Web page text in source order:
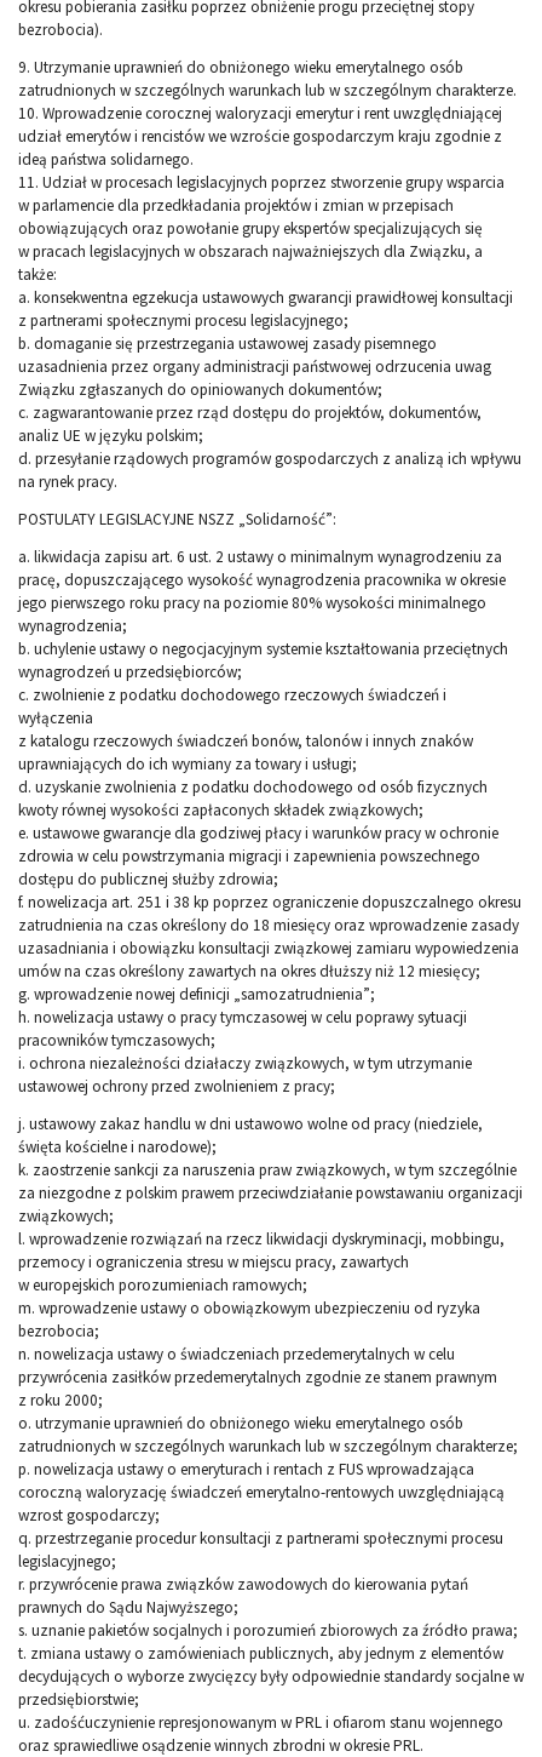
okresu pobierania zasiłku poprzez obniżenie progu przeciętnej stopy
bezrobocia).
9. Utrzymanie uprawnień do obniżonego wieku emerytalnego osób
zatrudnionych w szczególnych warunkach lub w szczególnym charakterze.
10. Wprowadzenie corocznej waloryzacji emerytur i rent uwzględniającej
udział emerytów i rencistów we wzroście gospodarczym kraju zgodnie z
ideą państwa solidarnego.
11. Udział w procesach legislacyjnych poprzez stworzenie grupy wsparcia
w parlamencie dla przedkładania projektów i zmian w przepisach
obowiązujących oraz powołanie grupy ekspertów specjalizujących się
w pracach legislacyjnych w obszarach najważniejszych dla Związku, a
także:
a. konsekwentna egzekucja ustawowych gwarancji prawidłowej konsultacji
z partnerami społecznymi procesu legislacyjnego;
b. domaganie się przestrzegania ustawowej zasady pisemnego
uzasadnienia przez organy administracji państwowej odrzucenia uwag
Związku zgłaszanych do opiniowanych dokumentów;
c. zagwarantowanie przez rząd dostępu do projektów, dokumentów,
analiz UE w języku polskim;
d. przesyłanie rządowych programów gospodarczych z analizą ich wpływu
na rynek pracy.
POSTULATY LEGISLACYJNE NSZZ „Solidarność”:
a. likwidacja zapisu art. 6 ust. 2 ustawy o minimalnym wynagrodzeniu za
pracę, dopuszczającego wysokość wynagrodzenia pracownika w okresie
jego pierwszego roku pracy na poziomie 80% wysokości minimalnego
wynagrodzenia;
b. uchylenie ustawy o negocjacyjnym systemie kształtowania przeciętnych
wynagrodzeń u przedsiębiorców;
c. zwolnienie z podatku dochodowego rzeczowych świadczeń i
wyłączenia
z katalogu rzeczowych świadczeń bonów, talonów i innych znaków
uprawniających do ich wymiany za towary i usługi;
d. uzyskanie zwolnienia z podatku dochodowego od osób fizycznych
kwoty równej wysokości zapłaconych składek związkowych;
e. ustawowe gwarancje dla godziwej płacy i warunków pracy w ochronie
zdrowia w celu powstrzymania migracji i zapewnienia powszechnego
dostępu do publicznej służby zdrowia;
f. nowelizacja art. 251 i 38 kp poprzez ograniczenie dopuszczalnego okresu
zatrudnienia na czas określony do 18 miesięcy oraz wprowadzenie zasady
uzasadniania i obowiązku konsultacji związkowej zamiaru wypowiedzenia
umów na czas określony zawartych na okres dłuższy niż 12 miesięcy;
g. wprowadzenie nowej definicji „samozatrudnienia”;
h. nowelizacja ustawy o pracy tymczasowej w celu poprawy sytuacji
pracowników tymczasowych;
i. ochrona niezależności działaczy związkowych, w tym utrzymanie
ustawowej ochrony przed zwolnieniem z pracy;
j. ustawowy zakaz handlu w dni ustawowo wolne od pracy (niedziele,
święta kościelne i narodowe);
k. zaostrzenie sankcji za naruszenia praw związkowych, w tym szczególnie
za niezgodne z polskim prawem przeciwdziałanie powstawaniu organizacji
związkowych;
l. wprowadzenie rozwiązań na rzecz likwidacji dyskryminacji, mobbingu,
przemocy i ograniczenia stresu w miejscu pracy, zawartych
w europejskich porozumieniach ramowych;
m. wprowadzenie ustawy o obowiązkowym ubezpieczeniu od ryzyka
bezrobocia;
n. nowelizacja ustawy o świadczeniach przedemerytalnych w celu
przywrócenia zasiłków przedemerytalnych zgodnie ze stanem prawnym
z roku 2000;
o. utrzymanie uprawnień do obniżonego wieku emerytalnego osób
zatrudnionych w szczególnych warunkach lub w szczególnym charakterze;
p. nowelizacja ustawy o emeryturach i rentach z FUS wprowadzająca
coroczną waloryzację świadczeń emerytalno-rentowych uwzględniającą
wzrost gospodarczy;
q. przestrzeganie procedur konsultacji z partnerami społecznymi procesu
legislacyjnego;
r. przywrócenie prawa związków zawodowych do kierowania pytań
prawnych do Sądu Najwyższego;
s. uznanie pakietów socjalnych i porozumień zbiorowych za źródło prawa;
t. zmiana ustawy o zamówieniach publicznych, aby jednym z elementów
decydujących o wyborze zwycięzcy były odpowiednie standardy socjalne w
przedsiębiorstwie;
u. zadośćuczynienie represjonowanym w PRL i ofiarom stanu wojennego
oraz sprawiedliwe osądzenie winnych zbrodni w okresie PRL.